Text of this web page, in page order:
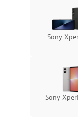
Sony
Sony